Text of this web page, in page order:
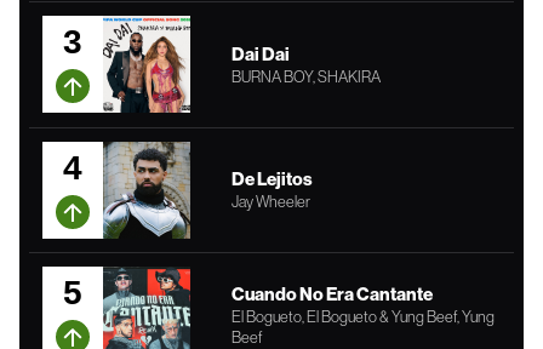
3 Dai Dai
BURNA BOY, SHAKIRA
4 De Lejitos
Jay Wheeler
5 Cuando No Era Cantante
El Bogueto, El Bogueto & Yung Beef, Yung
Beef